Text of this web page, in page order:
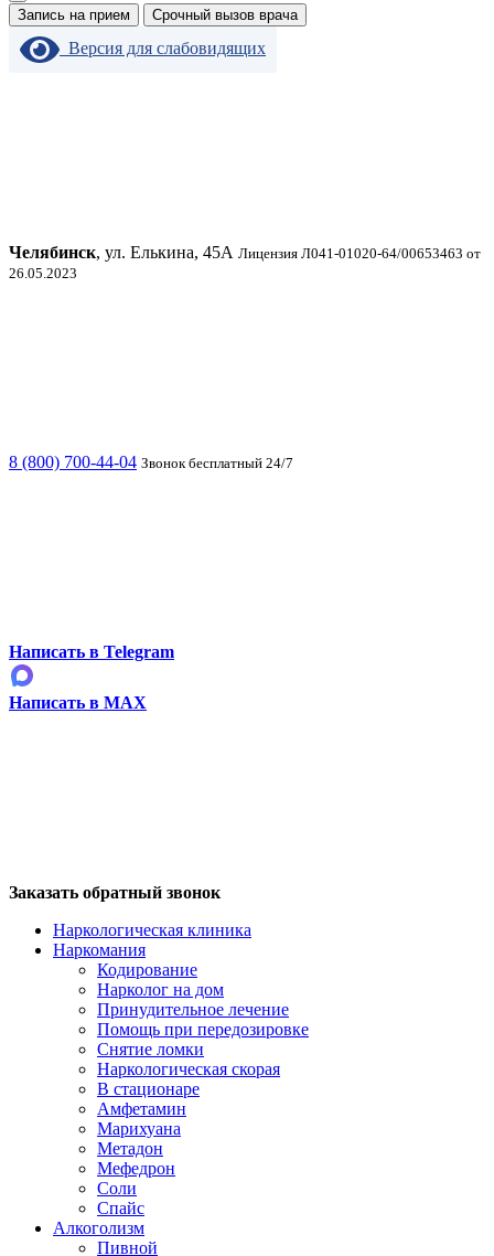
Запись на прием Срочный вызов врача
Версия для слабовидящих
Челябинск, ул. Елькина, 45А Лицензия Л041-01020-64/00653463 от
26.05.2023
8 (800) 700-44-04 Звонок бесплатный 24/7
Написать в Telegram
Написать в MAX
Заказать обратный звонок
Наркологическая клиника
Наркомания
Кодирование
Нарколог на дом
Принудительное лечение
Помощь при передозировке
Снятие ломки
Наркологическая скорая
В стационаре
Амфетамин
Марихуана
Метадон
Мефедрон
Соли
Спайс
Алкоголизм
Пивной